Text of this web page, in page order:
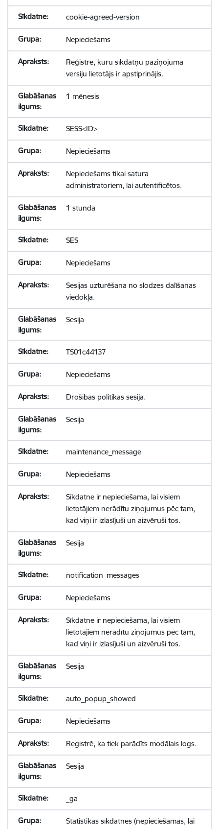
cookie-agreed-version
Nepieciešams
Reģistrē, kuru sīkdatņu paziņojuma
versiju lietotājs ir apstiprinājis.
1 mēnesis
SESS<ID>
Nepieciešams
Nepieciešams tikai satura
administratoriem, lai autentificētos.
1 stunda
SES
Nepieciešams
Sesijas uzturēšana no slodzes dalīšanas
viedokļa.
Sesija
TS01c44137
Nepieciešams
Drošības politikas sesija.
Sesija
maintenance_message
Nepieciešams
Sīkdatne ir nepieciešama, lai visiem
lietotājiem nerādītu ziņojumus pēc tam,
kad viņi ir izlasījuši un aizvēruši tos.
Sesija
notification_messages
Nepieciešams
Sīkdatne ir nepieciešama, lai visiem
lietotājiem nerādītu ziņojumus pēc tam,
kad viņi ir izlasījuši un aizvēruši tos.
Sesija
auto_popup_showed
Nepieciešams
Reģistrē, ka tiek parādīts modālais logs.
Sesija
_ga
Statistikas sīkdatnes (nepieciešamas, lai